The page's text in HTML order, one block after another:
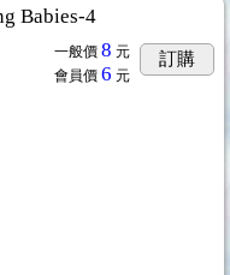
Babies-4
一般價 8 元
會員價 6 元
訂購